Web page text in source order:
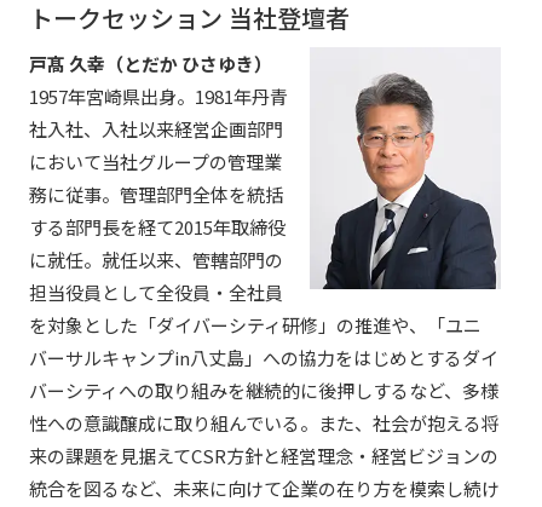
トークセッション 当社登壇者
戸髙 久幸（とだか ひさゆき）
1957年宮崎県出身。1981年丹青
社入社、入社以来経営企画部門
において当社グループの管理業
務に従事。管理部門全体を統括
する部門長を経て2015年取締役
に就任。就任以来、管轄部門の
担当役員として全役員・全社員
を対象とした「ダイバーシティ研修」の推進や、「ユニ
バーサルキャンプin八丈島」への協力をはじめとするダイ
バーシティへの取り組みを継続的に後押しするなど、多様
性への意識醸成に取り組んでいる。また、社会が抱える将
来の課題を見据えてCSR方針と経営理念・経営ビジョンの
統合を図るなど、未来に向けて企業の在り方を模索し続け